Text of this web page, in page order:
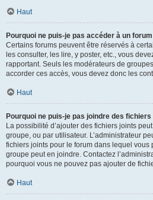
Haut
Pourquoi ne puis-je pas accéder à un
Certains forums peuvent être réservés à
les consulter, les lire, y poster, etc., vous
rapportant. Seuls les modérateurs de
accorder ces accès, vous devez donc les
Haut
Pourquoi ne puis-je pas joindre des
La possibilité d’ajouter des fichiers joints
groupe, ou par utilisateur. L’administrateur
fichiers joints pour le forum dans lequel vous
groupe peut en joindre. Contactez
pourquoi vous ne pouvez pas ajouter de
Haut